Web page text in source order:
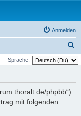
Anmelden
u
Sprache:
phpbb“)
mit folgenden